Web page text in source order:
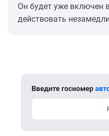
Он будет уже включен
действовать